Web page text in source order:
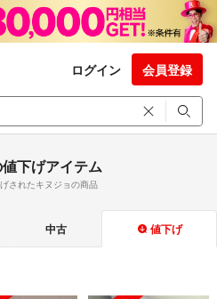
ログイン 会員登録
下げアイテム
されたキヌジョの商品
中古 値下げ